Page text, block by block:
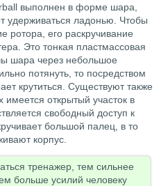
выполнен в форме шара,
удерживаться ладонью. Чтобы
ротора, его раскручивание
Это тонкая пластмассовая
шара через небольшое
потянуть, то посредством
крутиться. Существуют также
имеется открытый участок в
свободный доступ к
большой палец, в то
корпус.
тренажер, тем сильнее
больше усилий человеку